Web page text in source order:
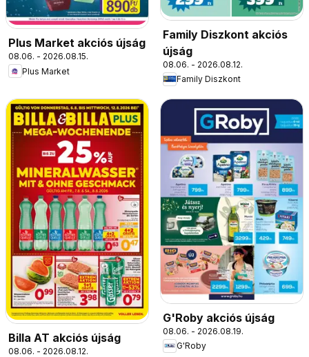
Plus Market akciós újság
08.06. - 2026.08.15.
Plus Market
Family Diszkont akciós
újság
08.06. - 2026.08.12.
Family Diszkont
Billa AT akciós újság
08.06. - 2026.08.12.
G'Roby akciós újság
08.06. - 2026.08.19.
G'Roby